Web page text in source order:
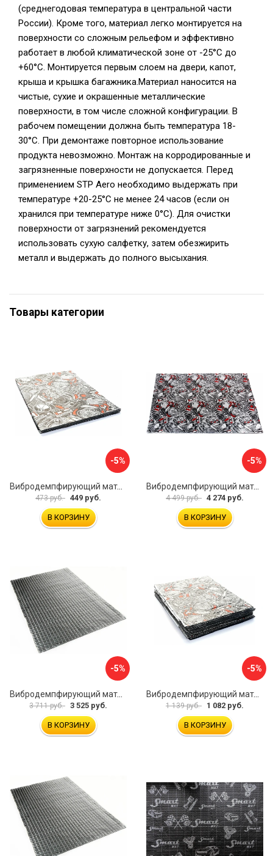
(среднегодовая температура в центральной части
России). Кроме того, материал легко монтируется на
поверхности со сложным рельефом и эффективно
работает в любой климатической зоне от -25°С до
+60°С. Монтируется первым слоем на двери, капот,
крыша и крышка багажника.Материал наносится на
чистые, сухие и окрашенные металлические
поверхности, в том числе сложной конфигурации. В
рабочем помещении должна быть температура 18-
30°С. При демонтаже повторное использование
продукта невозможно. Монтаж на корродированные и
загрязненные поверхности не допускается. Перед
применением STP Aero необходимо выдержать при
температуре +20-25°С не менее 24 часов (если он
хранился при температуре ниже 0°С). Для очистки
поверхности от загрязнений рекомендуется
использовать сухую салфетку, затем обезжирить
металл и выдержать до полного высыхания.
Товары категории
-5%
Вибродемпфирующий материал Dreamcar Base 2 33x25 см DC-000-0926988P1393
473 руб. 449 руб.
В КОРЗИНУ
-5%
Вибродемпфирующий материал Dreamcar DC-2M0-S070050P7
4 499 руб. 4 274 руб.
В КОРЗИНУ
-5%
Вибродемпфирующий материал Dreamcar Noname 2 N6-2M0-S070050P1080
3 711 руб. 3 525 руб.
В КОРЗИНУ
-5%
Вибродемпфирующий материал Dreamcar Base 2 33x25 см DC-000-0926988P1395
1 139 руб. 1 082 руб.
В КОРЗИНУ